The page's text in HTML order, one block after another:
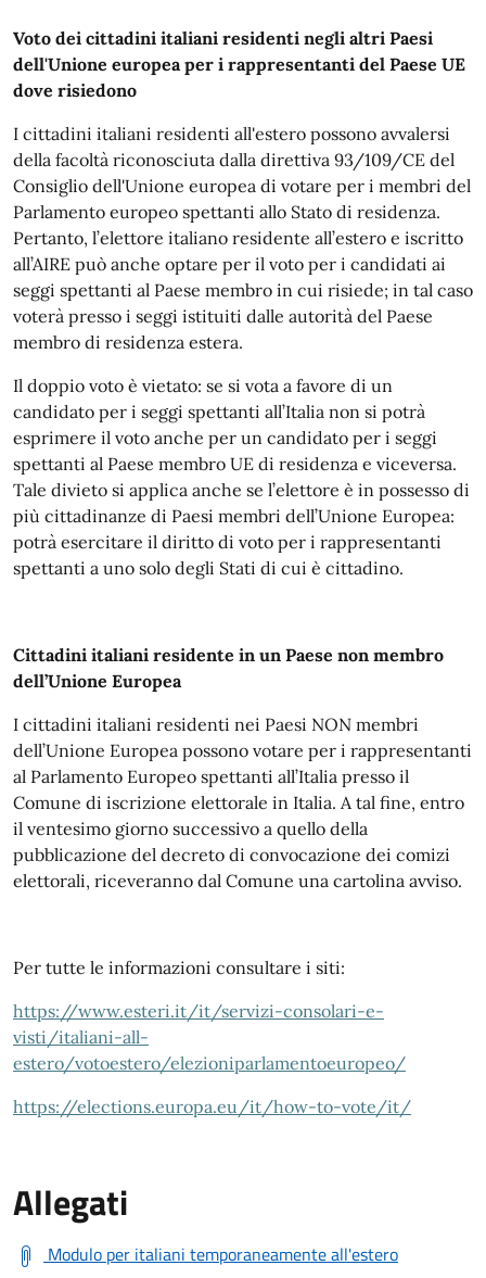
Voto dei cittadini italiani residenti negli altri Paesi
dell'Unione europea per i rappresentanti del Paese UE
dove risiedono
I cittadini italiani residenti all'estero possono avvalersi
della facoltà riconosciuta dalla direttiva 93/109/CE del
Consiglio dell'Unione europea di votare per i membri del
Parlamento europeo spettanti allo Stato di residenza.
Pertanto, l’elettore italiano residente all’estero e iscritto
all’AIRE può anche optare per il voto per i candidati ai
seggi spettanti al Paese membro in cui risiede; in tal caso
voterà presso i seggi istituiti dalle autorità del Paese
membro di residenza estera.
Il doppio voto è vietato: se si vota a favore di un
candidato per i seggi spettanti all’Italia non si potrà
esprimere il voto anche per un candidato per i seggi
spettanti al Paese membro UE di residenza e viceversa.
Tale divieto si applica anche se l’elettore è in possesso di
più cittadinanze di Paesi membri dell’Unione Europea:
potrà esercitare il diritto di voto per i rappresentanti
spettanti a uno solo degli Stati di cui è cittadino.
Cittadini italiani residente in un Paese non membro
dell’Unione Europea
I cittadini italiani residenti nei Paesi NON membri
dell’Unione Europea possono votare per i rappresentanti
al Parlamento Europeo spettanti all’Italia presso il
Comune di iscrizione elettorale in Italia. A tal fine, entro
il ventesimo giorno successivo a quello della
pubblicazione del decreto di convocazione dei comizi
elettorali, riceveranno dal Comune una cartolina avviso.
Per tutte le informazioni consultare i siti:
https://www.esteri.it/it/servizi-consolari-e-
visti/italiani-all-
estero/votoestero/elezioniparlamentoeuropeo/
https://elections.europa.eu/it/how-to-vote/it/
Allegati
Modulo per italiani temporaneamente all'estero